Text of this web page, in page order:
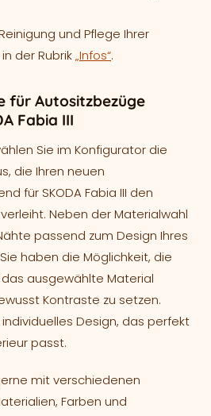
und Pflege Ihrer
der Rubrik„Infos“.
für Autositzbezüge
Fabia III
Sie im Konfigurator die
die Ihren neuen
für SKODA Fabia III den
Neben der Materialwahl
passend zum Design Ihres
haben die Möglichkeit, die
ausgewählte Material
Kontraste zu setzen.
Design, das perfekt
passt.
mit verschiedenen
Farben und